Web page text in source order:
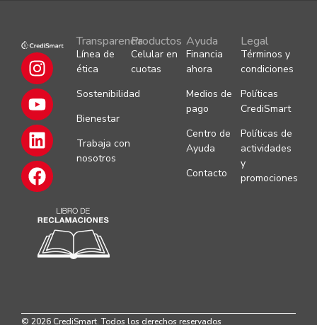
Transparencia
Línea de
ética
Sostenibilidad
Bienestar
Trabaja con
nosotros
Productos
Celular en
cuotas
Ayuda
Financia
ahora
Medios de
pago
Centro de
Ayuda
Contacto
Legal
Términos y
condiciones
Políticas
CrediSmart
Políticas de
actividades
y
promociones
© 2026 CrediSmart. Todos los derechos reservados